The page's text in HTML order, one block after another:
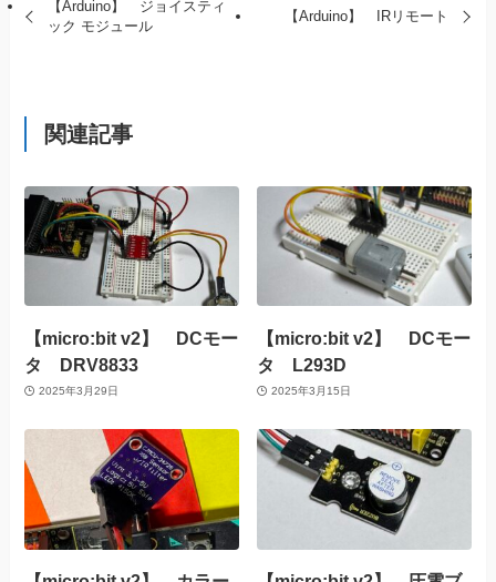
【Arduino】 ジョイスティ
ック モジュール
【Arduino】 IRリモート
関連記事
【micro:bit v2】 DCモー
タ DRV8833
2025年3月29日
【micro:bit v2】 DCモー
タ L293D
2025年3月15日